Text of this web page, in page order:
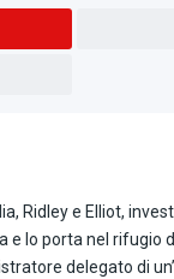
Ridley e Elliot,
e lo porta nel rifugio
delegato di